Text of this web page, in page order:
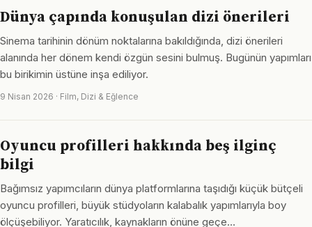
Dünya çapında konuşulan dizi önerileri
Sinema tarihinin dönüm noktalarına bakıldığında, dizi önerileri
alanında her dönem kendi özgün sesini bulmuş. Bugünün yapımları
bu birikimin üstüne inşa ediliyor.
9 Nisan 2026 · Film, Dizi & Eğlence
Oyuncu profilleri hakkında beş ilginç
bilgi
Bağımsız yapımcıların dünya platformlarına taşıdığı küçük bütçeli
oyuncu profilleri, büyük stüdyoların kalabalık yapımlarıyla boy
ölçüşebiliyor. Yaratıcılık, kaynakların önüne geçe…